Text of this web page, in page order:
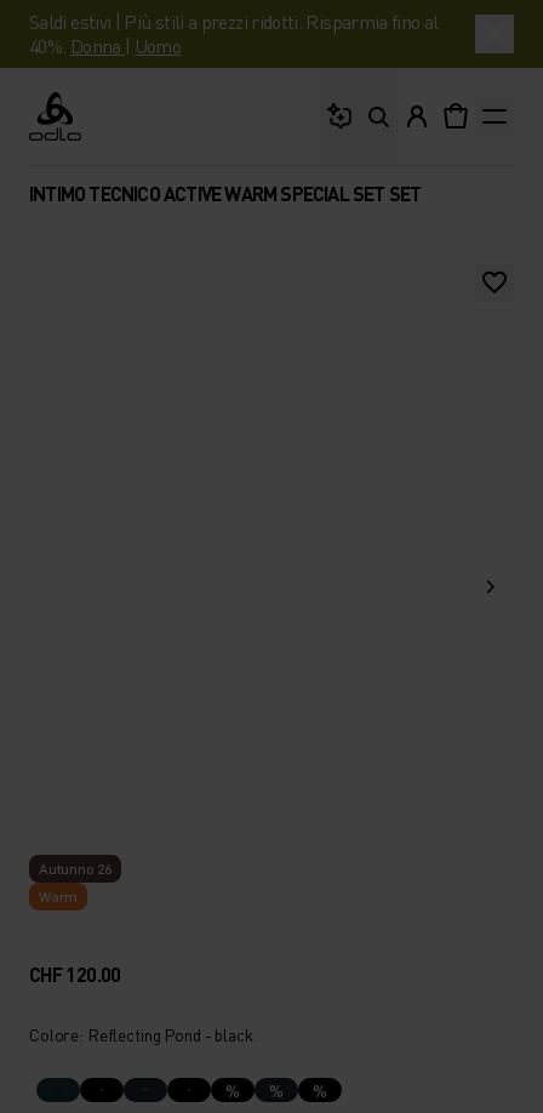
Saldi estivi | Più stili a prezzi ridotti. Risparmia fino al
40%. Donna | Uomo
Odlo
INTIMO TECNICO ACTIVE WARM SPECIAL SET SET
Autunno 26
Warm
CHF 120.00
Colore: Reflecting Pond - black
% % %